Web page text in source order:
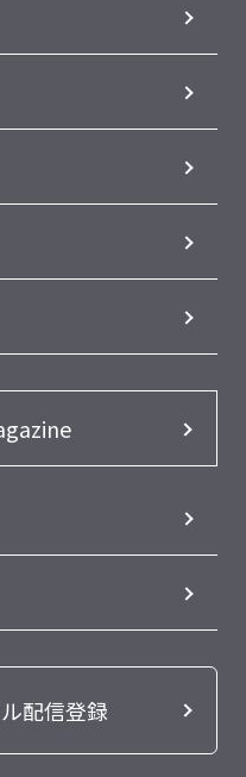
配信登録